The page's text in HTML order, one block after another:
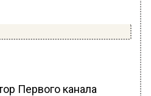
Первого канала